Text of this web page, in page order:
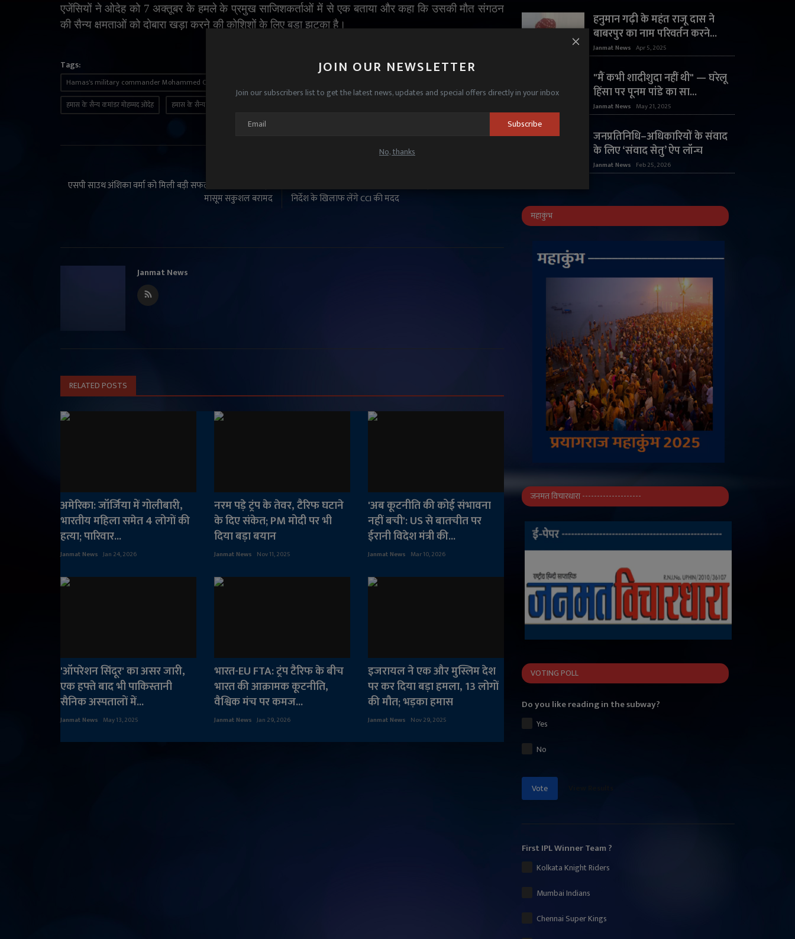
JOIN OUR NEWSLETTER
Join our subscribers list to get the latest news, updates and special offers directly in your inbox
Subscribe
No, thanks
एजेंसियों ने ओदेह को 7 अक्तूबर के हमले के प्रमुख साजिशकर्ताओं में से एक बताया और कहा कि उसकी मौत संगठन
की सैन्य क्षमताओं को दोबारा खड़ा करने की कोशिशों के लिए बड़ा झटका है।
Tags:
Hamas's military commander Mohammed Odeh killed in an Israeli attack
हमास के सैन्य कमांडर मोहम्मद ओदेह
हमास के सैन्य कमांडर मोहम्मद ओदेह की मौत
एसपी साउथ अंशिका वर्मा को मिली बड़ी सफलता, 48 घंटे में अपहृत
मासूम सकुशल बरामद
रणवीर सिंह के बैन पर 'प्रलय' के मेकर्स का बड़ा फैसला, FWICE के
निर्देश के खिलाफ लेंगे CCI की मदद
Janmat News
RELATED POSTS
अमेरिका: जॉर्जिया में गोलीबारी,
भारतीय महिला समेत 4 लोगों की
हत्या; पारिवार...
Janmat News Jan 24, 2026
नरम पड़े ट्रंप के तेवर, टैरिफ घटाने
के दिए संकेत; PM मोदी पर भी
दिया बड़ा बयान
Janmat News Nov 11, 2025
'अब कूटनीति की कोई संभावना
नहीं बची': US से बातचीत पर
ईरानी विदेश मंत्री की...
Janmat News Mar 10, 2026
'ऑपरेशन सिंदूर' का असर जारी,
एक हफ्ते बाद भी पाकिस्तानी
सैनिक अस्पतालों में...
Janmat News May 13, 2025
भारत-EU FTA: ट्रंप टैरिफ के बीच
भारत की आक्रामक कूटनीति,
वैश्विक मंच पर कमज...
Janmat News Jan 29, 2026
इजरायल ने एक और मुस्लिम देश
पर कर दिया बड़ा हमला, 13 लोगों
की मौत; भड़का हमास
Janmat News Nov 29, 2025
हनुमान गढ़ी के महंत राजू दास ने
बाबरपुर का नाम परिवर्तन करने...
Janmat News Apr 5, 2025
"मैं कभी शादीशुदा नहीं थी" — घरेलू
हिंसा पर पूनम पांडे का सा...
Janmat News May 21, 2025
जनप्रतिनिधि–अधिकारियों के संवाद
के लिए ‘संवाद सेतु’ ऐप लॉन्च
Janmat News Feb 25, 2026
महाकुंभ
जनमत विचारधारा --------------------
VOTING POLL
Do you like reading in the subway?
Yes
No
Vote
First IPL Winner Team ?
Kolkata Knight Riders
Mumbai Indians
Chennai Super Kings